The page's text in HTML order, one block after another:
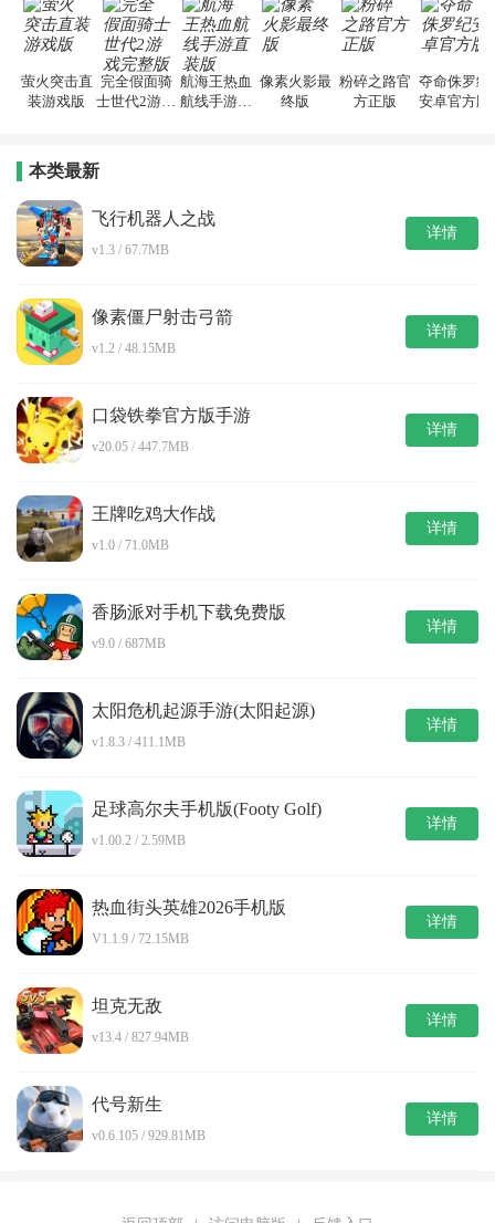
萤火突击直
装游戏版
完全假面骑
士世代2游戏
航海王热血
航线手游直
像素火影最
终版
粉碎之路官
方正版
夺命侏罗纪
安卓官方版
本类最新
飞行机器人之战
v1.3 / 67.7MB
详情
像素僵尸射击弓箭
v1.2 / 48.15MB
详情
口袋铁拳官方版手游
v20.05 / 447.7MB
详情
王牌吃鸡大作战
v1.0 / 71.0MB
详情
香肠派对手机下载免费版
v9.0 / 687MB
详情
太阳危机起源手游(太阳起源)
v1.8.3 / 411.1MB
详情
足球高尔夫手机版(Footy Golf)
v1.00.2 / 2.59MB
详情
热血街头英雄2026手机版
V1.1.9 / 72.15MB
详情
坦克无敌
v13.4 / 827.94MB
详情
代号新生
v0.6.105 / 929.81MB
详情